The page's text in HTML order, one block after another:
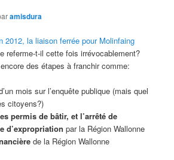
amisdura
2012, la liaison ferrée pour Molinfaing
referme-t-il cette fois irrévocablement?
des étapes à franchir comme:
mois sur l’enquête publique (mais quel
citoyens?)
permis de bâtir, et l’arrêté de
d’expropriation par la Région Wallonne
de la Région Wallonne